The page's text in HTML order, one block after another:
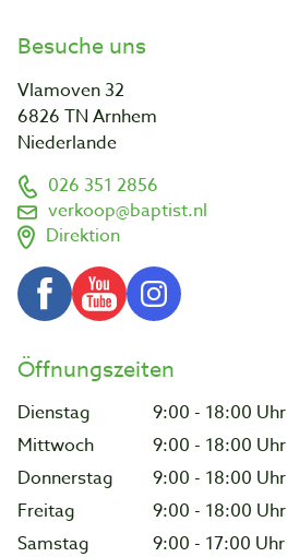
Besuche uns
Vlamoven 32
6826 TN Arnhem
Niederlande
026 351 2856
verkoop@baptist.nl
Direktion
Öffnungszeiten
Dienstag
9:00 - 18:00 Uhr
Mittwoch
9:00 - 18:00 Uhr
Donnerstag
9:00 - 18:00 Uhr
Freitag
9:00 - 18:00 Uhr
Samstag
9:00 - 17:00 Uhr